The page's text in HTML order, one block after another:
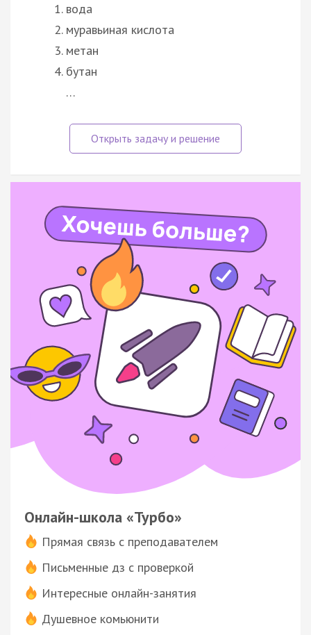
вода
муравьиная кислота
метан
бутан
…
Онлайн-школа «Турбо»
Прямая связь с преподавателем
Письменные дз с проверкой
Интересные онлайн-занятия
Душевное комьюнити